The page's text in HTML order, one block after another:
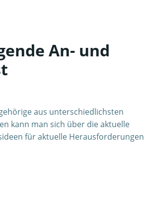
An- und
aus unterschiedlichsten
kann man sich über die aktuelle
für aktuelle Herausforderungen